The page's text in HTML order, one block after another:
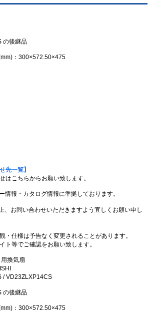
の後継品
：300×572.50×475
先一覧】
はこちらからお願い致します。
情報・カタログ情報に準拠しております。
、お問い合わせいただきますよう宜しくお願い申し
・仕様は予告なく変更されることがあります。
ト等でご確認をお願い致します。
換気扇
/ VD23ZLXP14CS
の後継品
：300×572.50×475